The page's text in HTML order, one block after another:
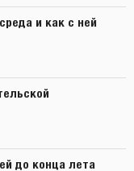
и как с ней
до конца лета